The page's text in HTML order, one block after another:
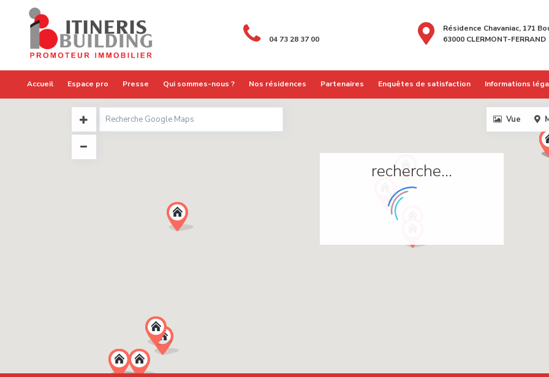
04 73 28 37 00
Résidence Chavaniac, 171
63000 CLERMONT-FERRAND
Accueil Espace pro Presse Qui sommes-nous ? Nos résidences Partenaires Enquêtes de satisfaction Informations
recherche...
Vue